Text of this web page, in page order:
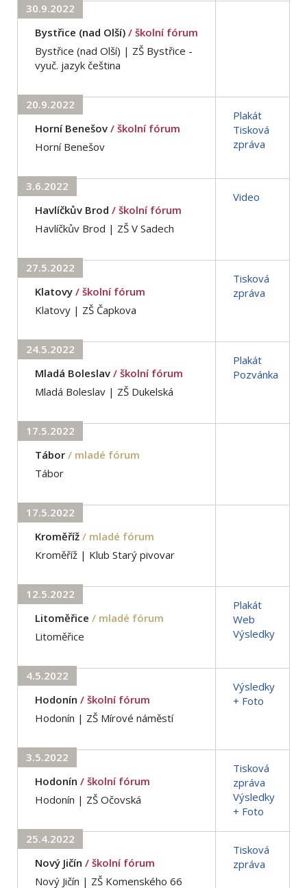
30.9.2022
Bystřice (nad Olší) / školní fórum
Bystřice (nad Olší) | ZŠ Bystřice -
vyuč. jazyk čeština
20.9.2022
Horní Benešov / školní fórum
Horní Benešov
Plakát
Tisková
zpráva
3.6.2022
Havlíčkův Brod / školní fórum
Havlíčkův Brod | ZŠ V Sadech
Video
27.5.2022
Klatovy / školní fórum
Klatovy | ZŠ Čapkova
Tisková
zpráva
24.5.2022
Mladá Boleslav / školní fórum
Mladá Boleslav | ZŠ Dukelská
Plakát
Pozvánka
17.5.2022
Tábor / mladé fórum
Tábor
17.5.2022
Kroměříž / mladé fórum
Kroměříž | Klub Starý pivovar
12.5.2022
Litoměřice / mladé fórum
Litoměřice
Plakát
Web
Výsledky
4.5.2022
Hodonín / školní fórum
Hodonín | ZŠ Mírové náměstí
Výsledky
+ Foto
3.5.2022
Hodonín / školní fórum
Hodonín | ZŠ Očovská
Tisková
zpráva
Výsledky
+ Foto
25.4.2022
Nový Jičín / školní fórum
Nový Jičín | ZŠ Komenského 66
Tisková
zpráva